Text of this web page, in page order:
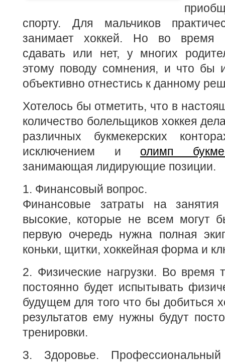
спорту. Для мальчиков
занимает хоккей. Но во время
сдавать или нет, у многих
этому поводу сомнения, и что бы
объективно отнестись к данному
Хотелось бы отметить, что в
количество болельщиков хоккея
различных букмекерских
исключением и олимп
занимающая лидирующие позиции.
1. Финансовый вопрос.
Финансовые затраты на занятия
высокие, которые не всем могут
первую очередь нужна полная
коньки, щитки, хоккейная форма и
2. Физические нагрузки. Во время
постоянно будет испытывать
будущем для того что бы добиться
результатов ему нужны будут
тренировки.
3. Здоровье.